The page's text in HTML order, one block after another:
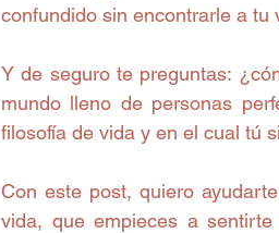
confundido sin encontrarle a tu
Y de seguro te preguntas:
mundo lleno de personas
filosofía de vida y en el cual tú
Con este post, quiero
vida, que empieces a